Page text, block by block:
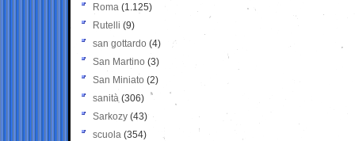
Roma (1.125)
Rutelli (9)
san gottardo (4)
San Martino (3)
San Miniato (2)
sanità (306)
Sarkozy (43)
scuola (354)